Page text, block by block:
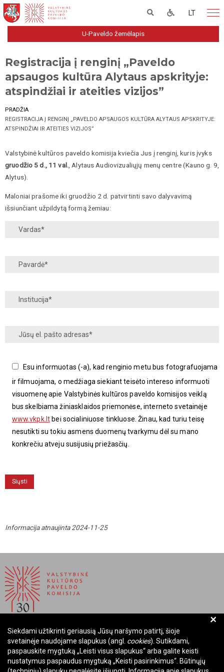
LT
U-Paveldo žemėlapis
Registracija į renginį „Paveldo
apsaugos kultūra Alytaus apskrityje:
atspindžiai ir ateities vizijos”
PRADŽIA
REGISTRACIJA Į RENGINĮ „PAVELDO APSAUGOS KULTŪRA ALYTAUS APSKRITYJE:
ATSPINDŽIAI IR ATEITIES VIZIJOS”
Valstybinė kultūros paveldo komisija kviečia Jus į renginį, kuris įvyks
gruodžio 5 d., 11 val., Alytaus Audiovizualiųjų menų centre (Kauno g. 9,
Alytus).
Maloniai prašome iki gruodžio 2 d. patvirtinti savo dalyvavimą
išsiunčiant užpildytą formą žemiau:
Esu informuotas (-a), kad renginio metu bus fotografuojama
ir filmuojama, o medžiaga siekiant teisėto intereso informuoti
visuomenę apie Valstybinės kultūros paveldo komisijos veiklą
bus skelbiama žiniasklaidos priemonėse, interneto svetainėje
www.vkpk.ltbei socialiniuose tinkluose. Žinau, kad turiu teisę
nesutikti su tokiu asmens duomenų tvarkymu dėl su mano
konkrečiu atveju susijusių priežasčių.
Informacija atnaujinta 2024-11-25
BIUDŽETINĖ ĮSTAIGA LIETUVOS RESPUBLIKOS
VALSTYBINĖ KULTŪROS PAVELDO KOMISIJA
Įmonės kodas: Juridinių asmenų registre 288700520
+
Siekdami užtikrinti geriausią Jūsų naršymo patirtį, šioje
svetainėje naudojame slapukus (angl. cookies). Sutikdami,
paspauskite mygtuką „Leisti visus slapukus“ arba galite keisti
nustatymus paspaudus mygtuką „Keisti pasirinkimus“. Būtinųjų